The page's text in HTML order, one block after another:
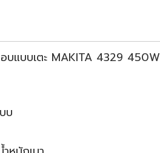
บแบบเตะ MAKITA 4329 450W
บ